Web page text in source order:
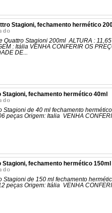
Stagioni, fechamento hermético
Quattro Stagioni 200ml ALTURA :
: Itália VENHA CONFERIR OS
DE...
Stagioni, fechamento hermético 40ml
Stagioni de 40 ml fechamento
peças Origem: Italia VENHA
Stagioni, fechamento hermético 150ml
Stagioni de 150 ml fechamento
peças Origem: Itália VENHA